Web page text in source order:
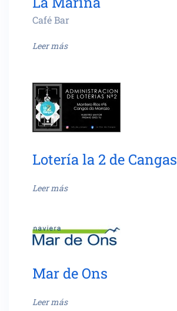
Café Bar
Leer más
Lotería la 2 de Cangas
Leer más
Mar de Ons
Leer más